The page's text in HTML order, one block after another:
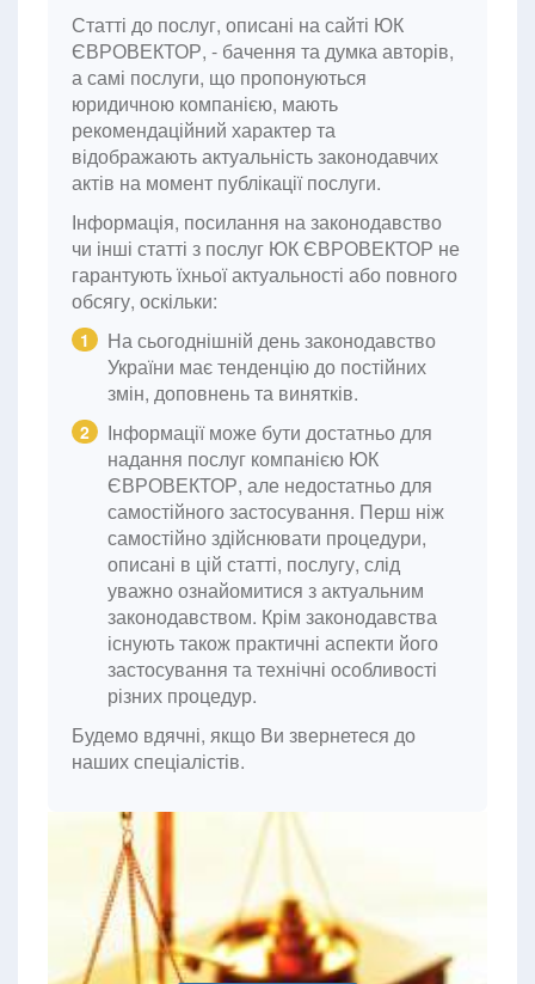
Статті до послуг, описані на сайті ЮК
ЄВРОВЕКТОР, - бачення та думка авторів,
а самі послуги, що пропонуються
юридичною компанією, мають
рекомендаційний характер та
відображають актуальність законодавчих
актів на момент публікації послуги.
Інформація, посилання на законодавство
чи інші статті з послуг ЮК ЄВРОВЕКТОР не
гарантують їхньої актуальності або повного
обсягу, оскільки:
1
На сьогоднішній день законодавство
України має тенденцію до постійних
змін, доповнень та винятків.
2
Інформації може бути достатньо для
надання послуг компанією ЮК
ЄВРОВЕКТОР, але недостатньо для
самостійного застосування. Перш ніж
самостійно здійснювати процедури,
описані в цій статті, послугу, слід
уважно ознайомитися з актуальним
законодавством. Крім законодавства
існують також практичні аспекти його
застосування та технічні особливості
різних процедур.
Будемо вдячні, якщо Ви звернетеся до
наших спеціалістів.